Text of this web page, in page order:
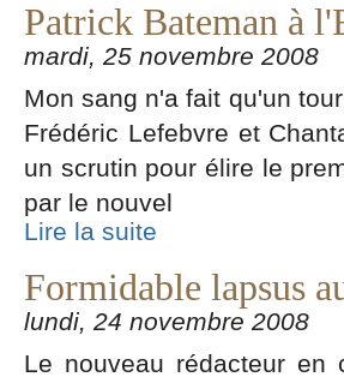
Patrick Bateman à
mardi, 25 novembre 2008
Mon sang n'a fait qu'un
Frédéric Lefebvre et
un scrutin pour élire le
par le nouvel
Lire la suite
Formidable lapsus
lundi, 24 novembre 2008
Le nouveau rédacteur en